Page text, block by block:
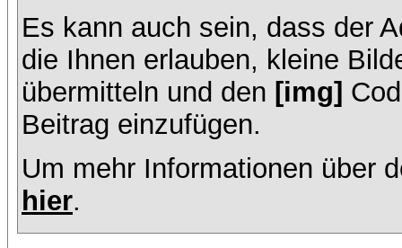
Es kann auch sein, dass der
die Ihnen erlauben, kleine
übermitteln und den [img]
Beitrag einzufügen.
Um mehr Informationen über
hier.